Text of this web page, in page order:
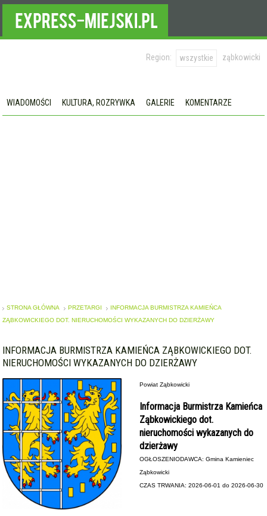
Region: wszystkie ząbkowicki
WIADOMOŚCI KULTURA, ROZRYWKA GALERIE KOMENTARZE
STRONA GŁÓWNA PRZETARGI
INFORMACJA BURMISTRZA KAMIEŃCA
ZĄBKOWICKIEGO DOT. NIERUCHOMOŚCI WYKAZANYCH DO DZIERŻAWY
INFORMACJA BURMISTRZA KAMIEŃCA ZĄBKOWICKIEGO DOT.
NIERUCHOMOŚCI WYKAZANYCH DO DZIERŻAWY
Powiat Ząbkowicki
Informacja Burmistrza Kamieńca
Ząbkowickiego dot.
nieruchomości wykazanych do
dzierżawy
OGŁOSZENIODAWCA: Gmina Kamieniec
Ząbkowicki
CZAS TRWANIA: 2026-06-01 do 2026-06-30